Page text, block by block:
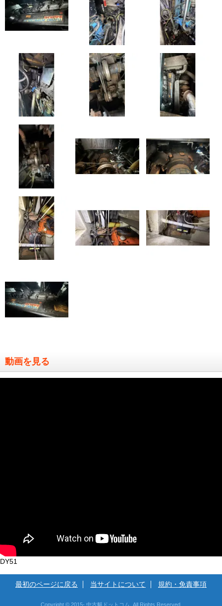
動画を見る
DY51
最初のページに戻る 当サイトについて 規約・免責事項
Copyright © 2015- 中古艇ドットコム. All Rights Reserved.